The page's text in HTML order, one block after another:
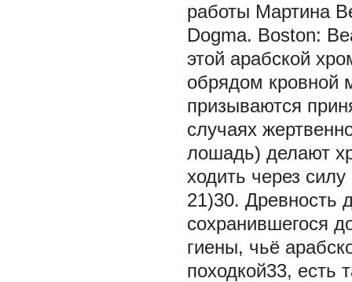
работы Мартина
Dogma. Boston:
этой арабской
обрядом кровной
призываются
случаях
лошадь) делают
ходить через
21)30. Древность
сохранившегося
гиены, чьё
походкой33, есть